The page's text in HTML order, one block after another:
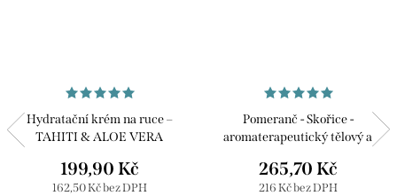
Hydratační krém na ruce –
TAHITI & ALOE VERA
162,50 Kč bez DPH
199,90 Kč
Pomeranč - Skořice -
aromaterapeutický tělový a
216 Kč bez DPH
265,70 Kč